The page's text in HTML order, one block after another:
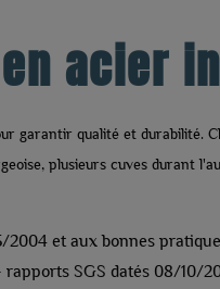
acier
garantir qualité et
plusieurs cuves durant
et aux bonnes
SGS datés 08/